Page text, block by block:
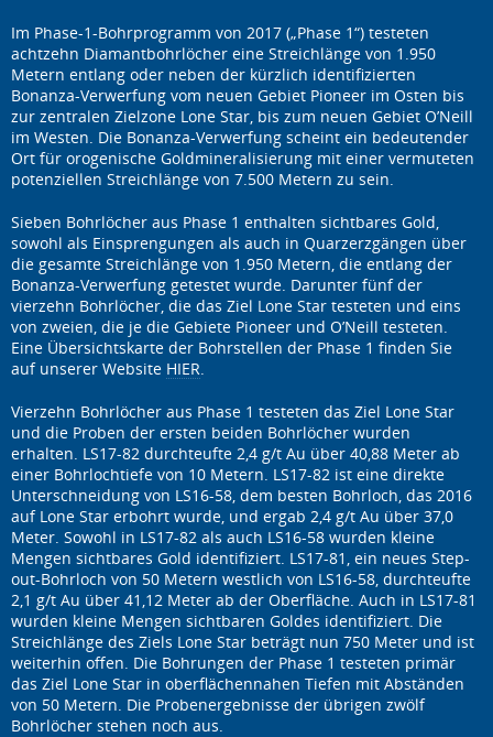
Im Phase-1-Bohrprogramm von 2017 („Phase 1“) testeten
achtzehn Diamantbohrlöcher eine Streichlänge von 1.950
Metern entlang oder neben der kürzlich identifizierten
Bonanza-Verwerfung vom neuen Gebiet Pioneer im Osten bis
zur zentralen Zielzone Lone Star, bis zum neuen Gebiet O’Neill
im Westen. Die Bonanza-Verwerfung scheint ein bedeutender
Ort für orogenische Goldmineralisierung mit einer vermuteten
potenziellen Streichlänge von 7.500 Metern zu sein.
Sieben Bohrlöcher aus Phase 1 enthalten sichtbares Gold,
sowohl als Einsprengungen als auch in Quarzerzgängen über
die gesamte Streichlänge von 1.950 Metern, die entlang der
Bonanza-Verwerfung getestet wurde. Darunter fünf der
vierzehn Bohrlöcher, die das Ziel Lone Star testeten und eins
von zweien, die je die Gebiete Pioneer und O’Neill testeten.
Eine Übersichtskarte der Bohrstellen der Phase 1 finden Sie
auf unserer Website HIER.
Vierzehn Bohrlöcher aus Phase 1 testeten das Ziel Lone Star
und die Proben der ersten beiden Bohrlöcher wurden
erhalten. LS17-82 durchteufte 2,4 g/t Au über 40,88 Meter ab
einer Bohrlochtiefe von 10 Metern. LS17-82 ist eine direkte
Unterschneidung von LS16-58, dem besten Bohrloch, das 2016
auf Lone Star erbohrt wurde, und ergab 2,4 g/t Au über 37,0
Meter. Sowohl in LS17-82 als auch LS16-58 wurden kleine
Mengen sichtbares Gold identifiziert. LS17-81, ein neues Step-
out-Bohrloch von 50 Metern westlich von LS16-58, durchteufte
2,1 g/t Au über 41,12 Meter ab der Oberfläche. Auch in LS17-81
wurden kleine Mengen sichtbaren Goldes identifiziert. Die
Streichlänge des Ziels Lone Star beträgt nun 750 Meter und ist
weiterhin offen. Die Bohrungen der Phase 1 testeten primär
das Ziel Lone Star in oberflächennahen Tiefen mit Abständen
von 50 Metern. Die Probenergebnisse der übrigen zwölf
Bohrlöcher stehen noch aus.